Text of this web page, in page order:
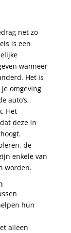
net zo
is een
wanneer
Het is
omgeving
auto’s,
Het
deze in
de
enkele van
worden.
hun
alleen